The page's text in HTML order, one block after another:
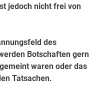
jedoch nicht frei von
des
Botschaften gern
waren oder das
Tatsachen.